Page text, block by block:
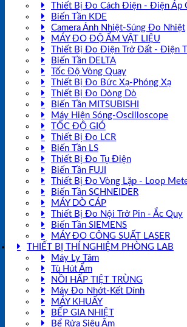
Thiết Bị Đo Cách Điện - Điện Áp
Biến Tần KDE
Camera Ảnh Nhiệt-Súng Đo Nhiệt
MÁY ĐO ĐỘ ẨM VẬT LIỆU
Thiết Bị Đo Điện Trở Đất - Điện
Biến Tần DELTA
Tốc Độ Vòng Quay
Thiết Bị Đo Bức Xạ-Phóng Xạ
Thiết Bị Đo Dòng Dò
Biến Tần MITSUBISHI
Máy Hiện Sóng-Oscilloscope
TỐC ĐỘ GIÓ
Thiết Bị Đo LCR
Biến Tần LS
Thiết Bị Đo Tụ Điện
Biến Tần FUJI
Thiết Bị Đo Vòng Lặp - Loop
Biến Tần SCHNEIDER
MÁY DÒ CÁP
Thiết Bị Đo Nội Trở Pin - Ắc Quy
Biến Tần SIEMENS
MÁY ĐO CÔNG SUẤT LASER
THIẾT BỊ THÍ NGHIỆM PHÒNG LAB
Máy Ly Tâm
Tủ Hút Ẩm
NỒI HẤP TIỆT TRÙNG
Máy Đo Nhớt-Kết Dính
MÁY KHUẤY
BẾP GIA NHIỆT
Bể Rửa Siêu Âm